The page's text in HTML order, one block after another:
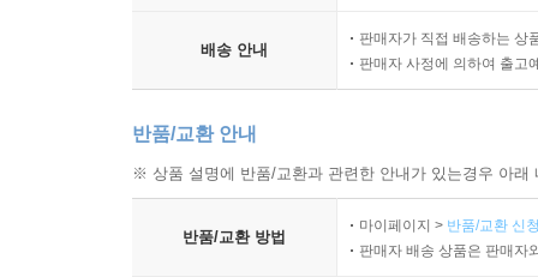
배송 안내
판매자가 직접 배송하는 상
판매자 사정에 의하여 출고
반품/교환 안내
※ 상품 설명에 반품/교환과 관련한 안내가 있는경우 아
반품/교환 방법
마이페이지 > 반품/교환 신
판매자 배송 상품은 판매자